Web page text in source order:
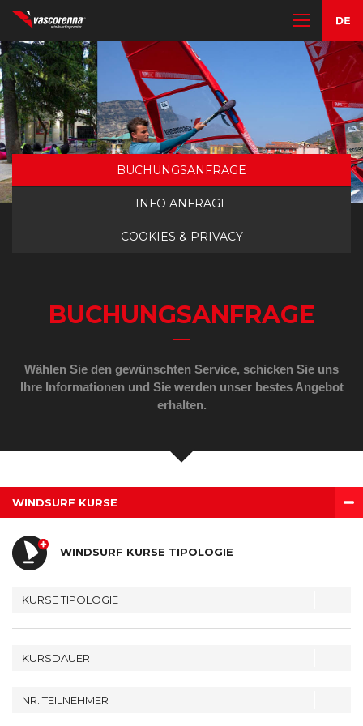
DAS CENTER
KURSE
MIET- UND LAGERSERVICE
ANDERE AKTIVITÄTEN
KONTAKTEN
BUCHUNG
BUCHUNGSANFRAGE
INFO ANFRAGE
COOKIES & PRIVACY
BUCHUNGSANFRAGE
Wählen Sie den gewünschten Service, schicken Sie uns
Ihre Informationen und Sie werden unser bestes Angebot
erhalten.
WINDSURF KURSE
WINDSURF KURSE TIPOLOGIE
KURSE TIPOLOGIE
KURSDAUER
NR. TEILNEHMER